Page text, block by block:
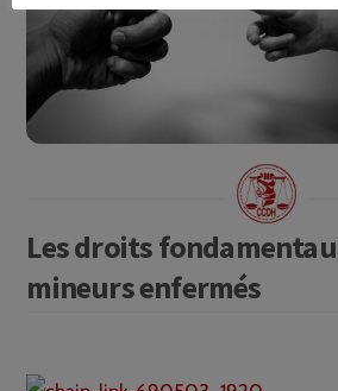
Les droits
mineurs enfermés